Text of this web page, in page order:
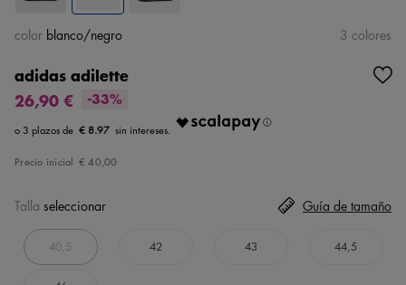
adidas adilette
26,90 €
-33%
€ 8.97
Precio inicial € 40,00
color blanco/negro 3 colores
Talla seleccionar
40,5 42 43 44,5
Guía de tamaño